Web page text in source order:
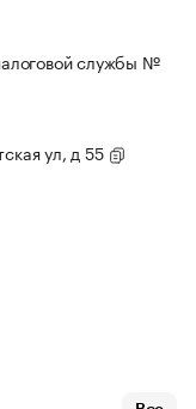
службы №
ул, д 55